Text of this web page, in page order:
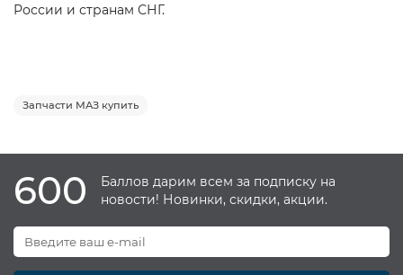
России и странам СНГ.
Запчасти МАЗ купить
600
Баллов дарим всем за подписку на
новости! Новинки, скидки, акции.